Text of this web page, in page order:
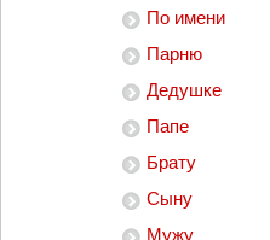
По имени
Парню
Дедушке
Папе
Брату
Сыну
Мужу